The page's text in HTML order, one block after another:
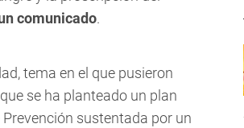
comunicado.
tema en el que pusieron
se ha planteado un plan
sustentada por un